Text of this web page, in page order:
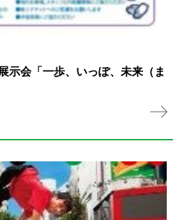
示会「一歩、いっぽ、未来（ま